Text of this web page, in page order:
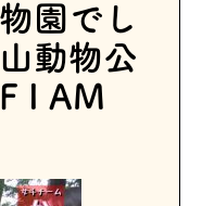
園でし
動物公
I AM